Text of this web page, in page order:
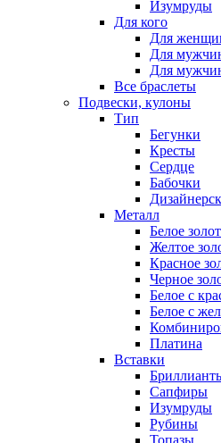
Изумруды
Для кого
Для
Для
Для
Все браслеты
Подвески, кулоны
Тип
Бегунки
Кресты
Сердце
Бабочки
Металл
Белое
Желтое
Красное
Черное
Белое с
Белое с
Платина
Вставки
Сапфиры
Изумруды
Рубины
Топазы